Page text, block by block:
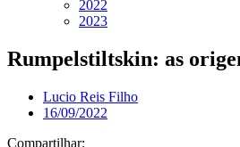
2022
2023
Rumpelstiltskin: as
Lucio Reis Filho
16/09/2022
Compartilhar: